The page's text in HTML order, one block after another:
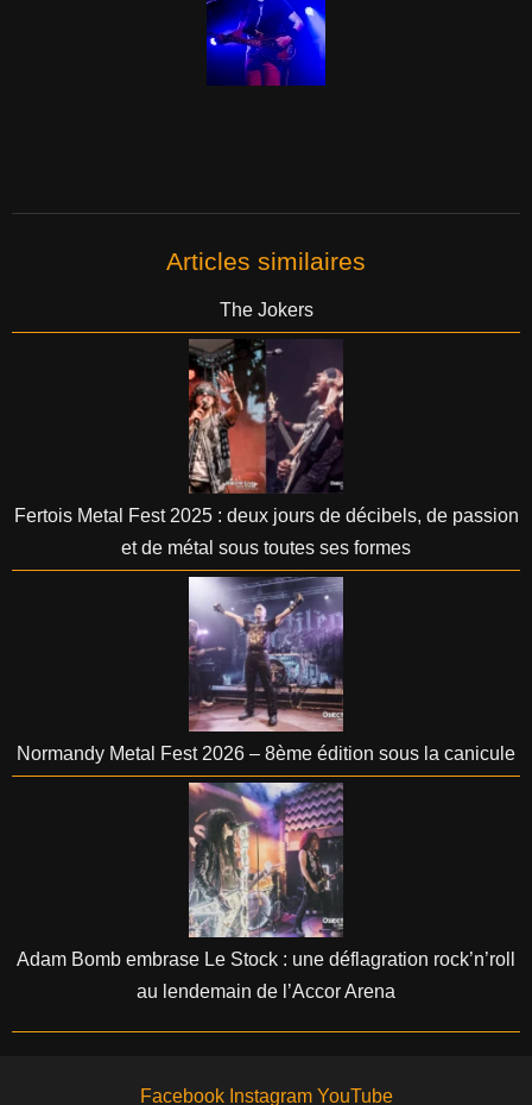
Articles similaires
The Jokers
Fertois Metal Fest 2025 : deux jours de décibels, de passion
et de métal sous toutes ses formes
Normandy Metal Fest 2026 – 8ème édition sous la canicule
Adam Bomb embrase Le Stock : une déflagration rock’n’roll
au lendemain de l’Accor Arena
Facebook Instagram YouTube